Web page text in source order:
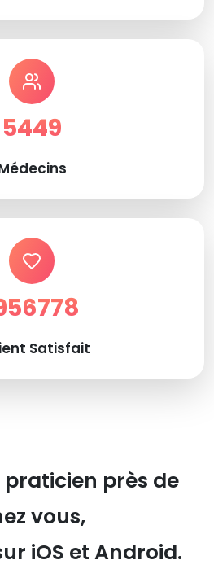
5449
Satisfait
praticien près de
vous,
iOS et Android.